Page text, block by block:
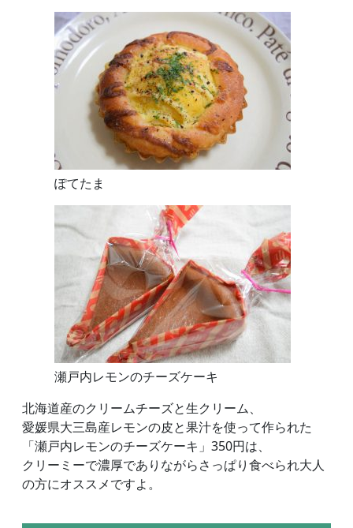
ぽてたま
瀬戸内レモンのチーズケーキ
北海道産のクリームチーズと生クリーム、
愛媛県大三島産レモンの皮と果汁を使って作られた
「瀬戸内レモンのチーズケーキ」350円は、
クリーミーで濃厚でありながらさっぱり食べられ大人
の方にオススメですよ。